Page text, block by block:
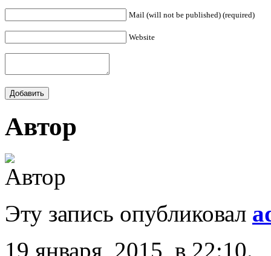
Mail (will not be published) (required)
Website
Автор
Эту запись опубликовал
19 января, 2015, в 22:10.